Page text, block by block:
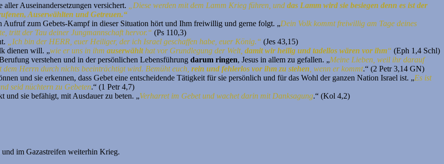
Auseinandersetzungen versichert.
„Diese werden mit dem Lamm Krieg führen, und das Lamm wird sie besiegen denn es ist der
Auserwählten und Getreuen.“
Aufruf zum Gebets-Kampf in dieser Situation hört und Ihm freiwillig und gerne folgt. „Dein Volk kommt freiwillig am Tage deines
tritt der Tau deiner Jungmannschaft hervor.“ (Ps 110,3)
„Ich bin der HERR, euer Heiliger, der ich Israel geschaffen habe, euer König.“ (Jes 43,15)
dienen will. „wie er uns in ihm auserwählthat vor Grundlegung der Welt, damit wir heilig und tadellos wären vor ihm“ (Eph 1,4 Schl)
verstehen und in der persönlichen Lebensführung darum ringen, Jesus in allem zu gefallen. „Meine Lieben, weil ihr darauf
dem Herrn durch nichts beeinträchtigt wird. Bemüht euch, rein und fehlerlos vor ihm zu stehen , wenn er kommt.“ (2 Petr 3,14 GN)
und sie erkennen, dass Gebet eine entscheidende Tätigkeit für sie persönlich und für das Wohl der ganzen Nation Israel ist. „Es ist
seid nüchtern zu Gebeten.“ (1 Petr 4,7)
und sie befähigt, mit Ausdauer zu beten. „Verharret im Gebet und wachet darin mit Danksagung.“ (Kol 4,2)
im Gazastreifen weiterhin Krieg.